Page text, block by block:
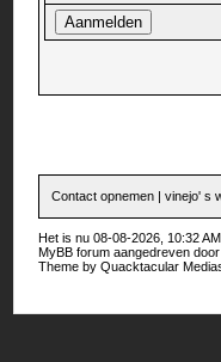
Contact opnemen |vinejo' s
Het is nu 08-08-2026, 10:32 AM
MyBB forum aangedreven
Theme byQuacktacular